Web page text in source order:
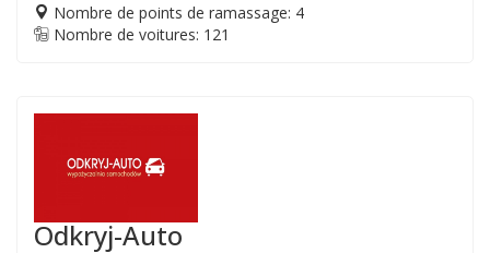
Nombre de points de ramassage: 4
Nombre de voitures: 121
Odkryj-Auto